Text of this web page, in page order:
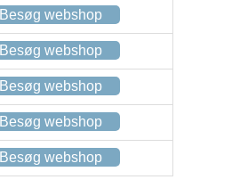
Besøg webshop
Besøg webshop
Besøg webshop
Besøg webshop
Besøg webshop